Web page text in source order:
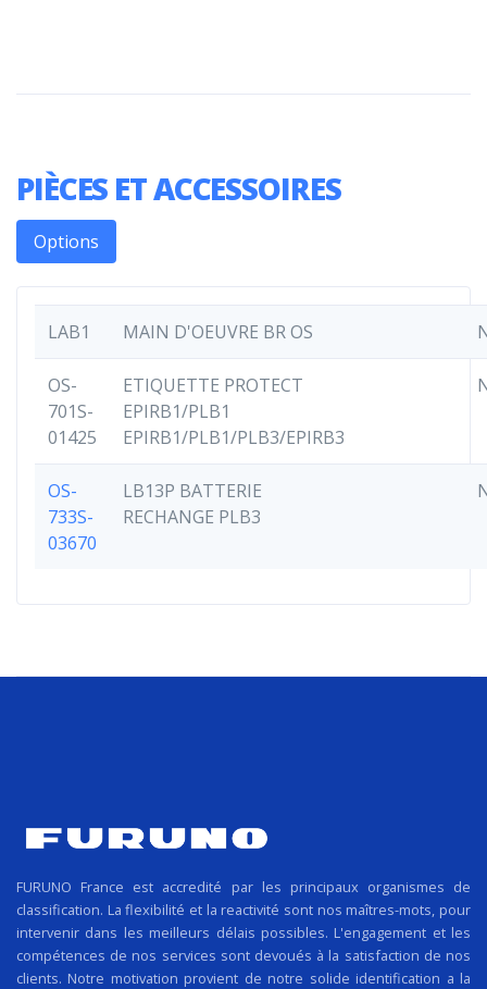
PIÈCES ET ACCESSOIRES
Options
LAB1 MAIN D'OEUVRE BR OS
OS-
701S-
01425
ETIQUETTE PROTECT
EPIRB1/PLB1
EPIRB1/PLB1/PLB3/EPIRB3
OS-
733S-
03670
LB13P BATTERIE
RECHANGE PLB3
FURUNO France est accredité par les principaux organismes de
classification. La flexibilité et la reactivité sont nos maîtres-mots, pour
intervenir dans les meilleurs délais possibles. L'engagement et les
compétences de nos services sont devoués à la satisfaction de nos
clients. Notre motivation provient de notre solide identification a la